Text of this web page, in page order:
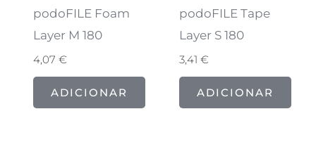
podoFILE Foam
Layer M 180
4,07 €
ADICIONAR
podoFILE Tape
Layer S 180
3,41€
ADICIONAR